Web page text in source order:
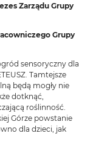
Zarządu Grupy
Grupy
sensoryczny dla
Tamtejsze
będą mogły nie
dotknąć,
roślinność.
Górze powstanie
dla dzieci, jak